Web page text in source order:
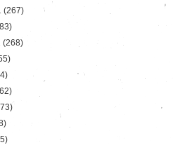
(267)
(268)